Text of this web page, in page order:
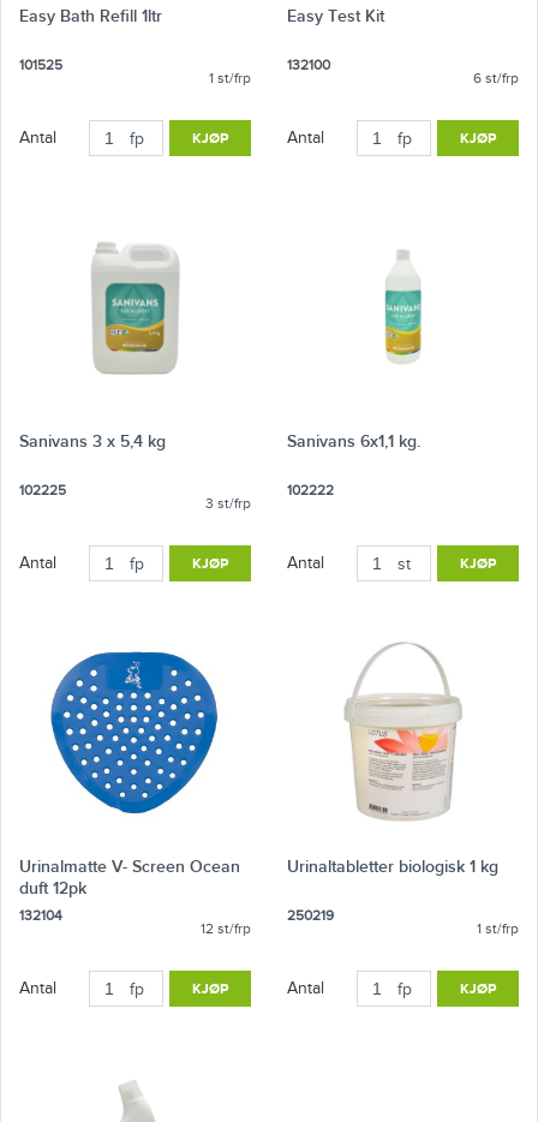
Easy Bath Refill 1ltr
101525
1 st/frp
Antal fp KJØP
Easy Test Kit
132100
6 st/frp
Antal fp KJØP
Sanivans 3 x 5,4 kg
102225
3 st/frp
Antal fp KJØP
Sanivans 6x1,1 kg.
102222
Antal st KJØP
Urinalmatte V- Screen Ocean
duft 12pk
132104
12 st/frp
Antal fp KJØP
Urinaltabletter biologisk 1 kg
250219
1 st/frp
Antal fp KJØP